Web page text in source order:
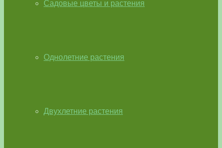
Садовые цветы и растения
Однолетние растения
Двухлетние растения